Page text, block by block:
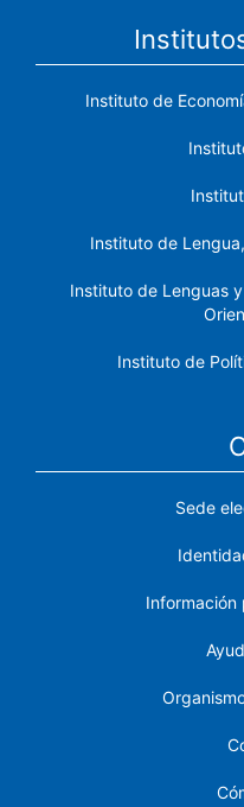
Instituto de
Instituto de
Instituto de Lenguas
Instituto de
Sede
Información